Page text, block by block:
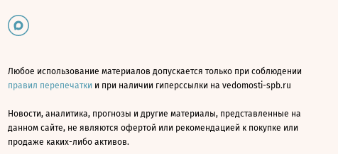
Любое использование материалов допускается только при соблюдении
правил перепечатки и при наличии гиперссылки на vedomosti-spb.ru
Новости, аналитика, прогнозы и другие материалы, представленные на
данном сайте, не являются офертой или рекомендацией к покупке или
продаже каких-либо активов.